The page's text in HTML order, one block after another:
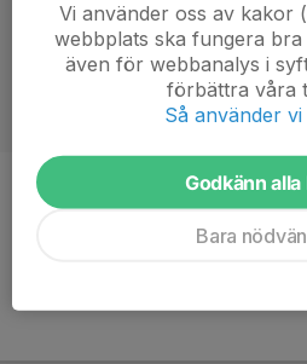
Ålder
Vi använder oss av kakor
webbplats ska fungera
även för webbanalys i
förbättra våra
Så använder
Godkänn
Bara